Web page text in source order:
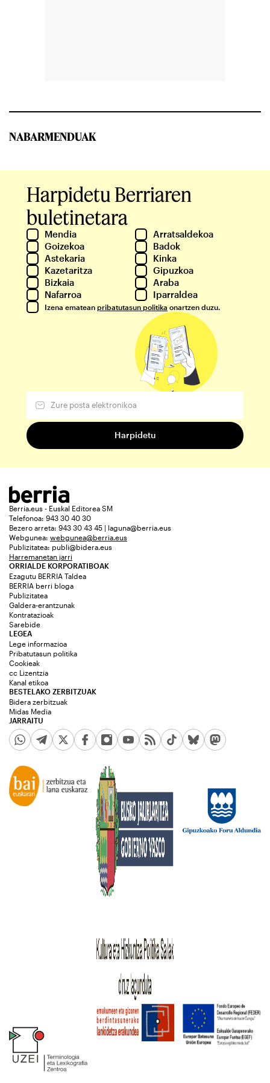
NABARMENDUAK
Harpidetu Berriaren
buletinetara
Mendia
Arratsaldekoa
Goizekoa
Badok
Astekaria
Kinka
Kazetaritza
Gipuzkoa
Bizkaia
Araba
Nafarroa
Iparraldea
Izena ematean pribatutasun politika onartzen duzu.
Berria.eus - Euskal Editorea SM
Telefonoa: 943 30 40 30
Bezero arreta: 943 30 43 45 | laguna@berria.eus
Webgunea: webgunea@berria.eus
Publizitatea: publi@bidera.eus
Harremanetan jarri
ORRIALDE KORPORATIBOAK
Ezagutu BERRIA Taldea
BERRIA berri bloga
Publizitatea
Galdera-erantzunak
Kontratazioak
Sarebide
JARRAITU
LEGEA
Lege informazioa
Pribatutasun politika
Cookieak
cc Lizentzia
Kanal etikoa
BESTELAKO ZERBITZUAK
Bidera zerbitzuak
Midas Media